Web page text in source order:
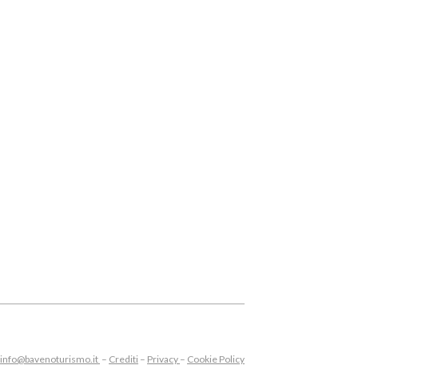
info@bavenoturismo.it – Crediti – Privacy – Cookie Policy